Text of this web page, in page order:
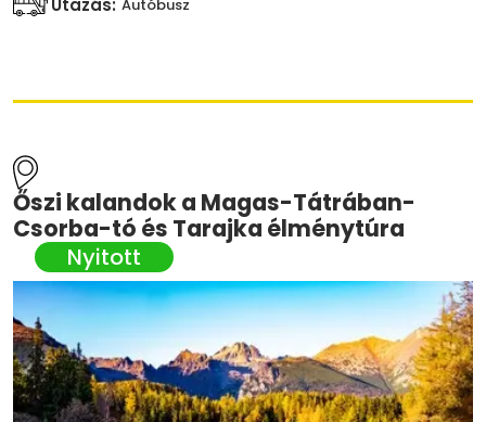
Autóbusz
Őszi kalandok a Magas-Tátrában-
Csorba-tó és Tarajka élménytúra